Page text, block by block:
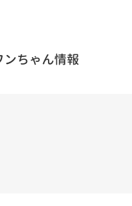
ちゃん情報